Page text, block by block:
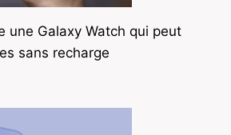
une Galaxy Watch qui peut
sans recharge